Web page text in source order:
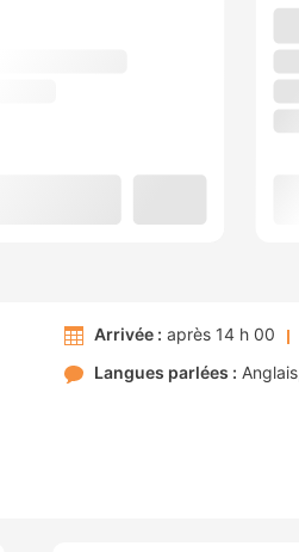
Arrivée : après 14 h 00
Langues parlées : Anglais